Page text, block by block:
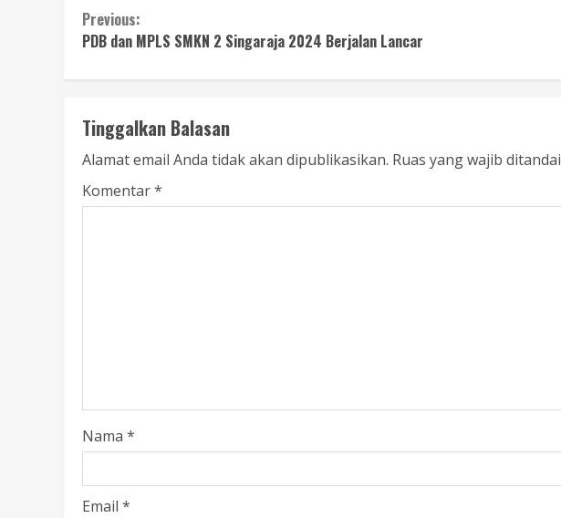
Continue
Reading
Previous:
PDB dan MPLS SMKN 2 Singaraja 2024 Berjalan Lancar
Tinggalkan Balasan
Alamat email Anda tidak akan dipublikasikan. Ruas yang wajib ditandai
Komentar*
Nama *
Email *